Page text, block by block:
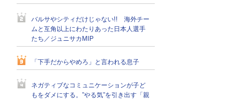
バルサやシティだけじゃない!! 海外チー
ムと互角以上にわたりあった日本人選手
たち／ジュニサカMIP
「下手だからやめろ」と言われる息子
ネガティブなコミュニケーションが子ど
もをダメにする。”やる気”を引き出す「親